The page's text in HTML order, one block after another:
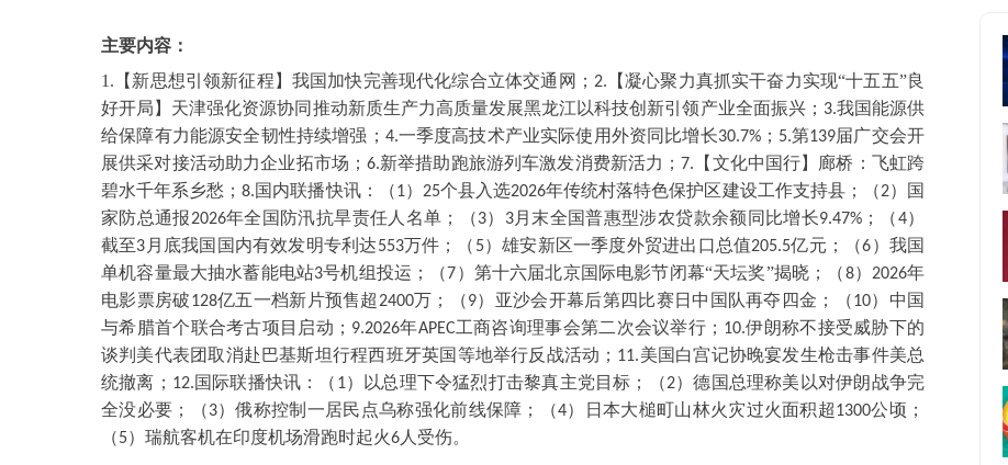
主要内容：
1.【新思想引领新征程】我国加快完善现代化综合立体交通网； 2. 【凝心聚力真抓实干奋力实现“十五五”良
好开局】天津强化资源协同推动新质生产力高质量发展黑龙江以科技创新引领产业全面振兴； 3.我国能源供
给保障有力能源安全韧性持续增强； 4.一季度高技术产业实际使用外资同比增长30.7%； 5.第139届广交会开
展供采对接活动助力企业拓市场； 6.新举措助跑旅游列车激发消费新活力；7.
【文化中国行】廊桥：飞虹跨
碧水千年系乡愁；8.国内联播快讯：（1） 25个县入选2026年传统村落特色保护区建设工作支持县；（2）国
家防总通报2026年全国防汛抗旱责任人名单；（3） 3月末全国普惠型涉农贷款余额同比增长9.47%；（4）
截至3 月底我国国内有效发明专利达553万件；（ 5）雄安新区一季度外贸进出口总值205.5亿元；（6）我国
单机容量最大抽水蓄能电站3号机组投运；（7）第十六届北京国际电影节闭幕“天坛奖”揭晓；（8） 2026年
电影票房破128亿五一档新片预售超2400万；（9）亚沙会开幕后第四比赛日中国队再夺四金；（10）中国
与希腊首个联合考古项目启动； 9.2026年APEC工商咨询理事会第二次会议举行； 10.伊朗称不接受威胁下的
谈判美代表团取消赴巴基斯坦行程西班牙英国等地举行反战活动； 11.美国白宫记协晚宴发生枪击事件美总
统撤离； 12.国际联播快讯：（ 1）以总理下令猛烈打击黎真主党目标；（2）德国总理称美以对伊朗战争完
全没必要；（3）俄称控制一居民点乌称强化前线保障；（4）日本大槌町山林火灾过火面积超1300公顷；
（5）瑞航客机在印度机场滑跑时起火6 人受伤。